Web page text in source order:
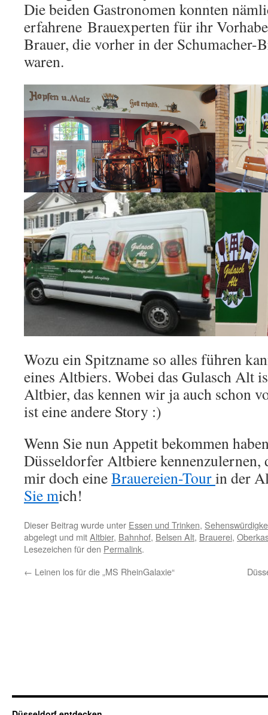
Die beiden Gastronomen konnten
erfahrene Brauexperten für ihr
Brauer, die vorher in der Schumacher-
waren.
Wozu ein Spitzname so alles führen
eines Altbiers. Wobei das Gulasch Alt
Altbier, das kennen wir ja auch schon
ist eine andere Story :)
Wenn Sie nun Appetit bekommen
Düsseldorfer Altbiere kennenzulernen,
mir doch eineBrauereien-Tourin der
Sie mich!
Dieser Beitrag wurde unter Essen und Trinken,
abgelegt und mitAltbier, Bahnhof, Belsen Alt, Brauerei,
Lesezeichen für den Permalink.
← Leinen los für die „MS RheinGalaxie“